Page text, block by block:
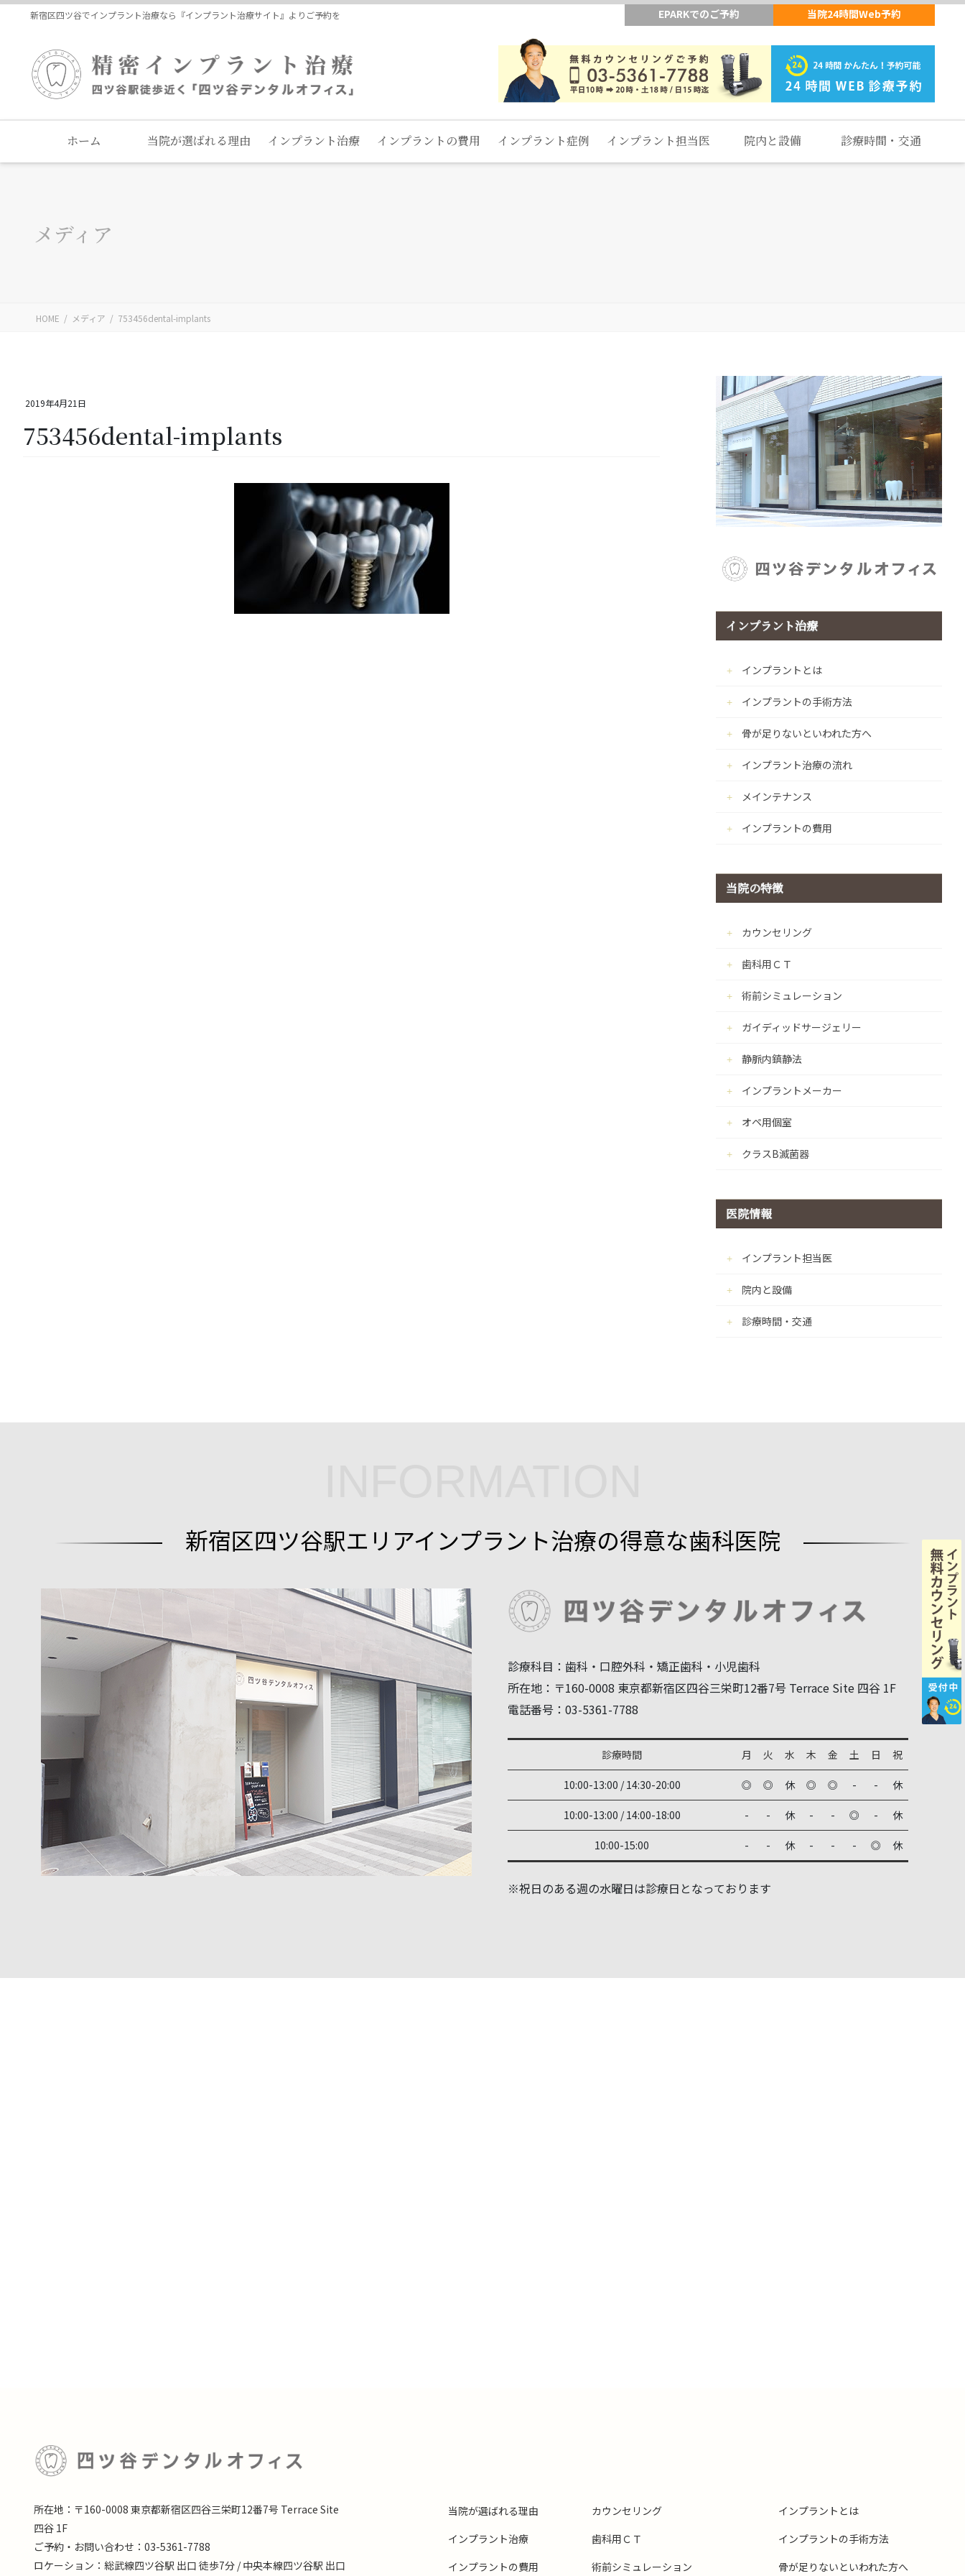
コ
ナ
動
新宿区四ツ谷でインプラント治療なら『インプラント治療サイト』よりご予約を EPARKでのご予約 当院24時間Web予約
ホーム 当院が選ばれる理由 インプラント治療 インプラントの費用 インプラント症例 インプラント担当医 院内と設備 診療時間・交通
メディア
HOME メディア 753456dental-implants
2019年4月21日
753456dental-implants
インプラント治療
インプラントとは
インプラントの手術方法
骨が足りないといわれた方へ
インプラント治療の流れ
メインテナンス
インプラントの費用
当院の特徴
カウンセリング
歯科用ＣＴ
術前シミュレーション
ガイディッドサージェリー
静脈内鎮静法
インプラントメーカー
オペ用個室
クラスB滅菌器
医院情報
インプラント担当医
院内と設備
診療時間・交通
新宿区四ツ谷駅エリアインプラント治療の得意な歯科医院
診療科目：歯科・口腔外科・矯正歯科・小児歯科
所在地：〒160-0008 東京都新宿区四谷三栄町12番7号 Terrace Site 四谷 1F
電話番号：03-5361-7788
診療時間 月 火 水 木 金 土 日 祝
10:00-13:00 / 14:30-20:00 ◎ ◎ 休 ◎ ◎ - - 休
10:00-13:00 / 14:00-18:00 - - 休 - - ◎ - 休
10:00-15:00 - - 休 - - - ◎ 休
※祝日のある週の水曜日は診療日となっております
所在地：〒160-0008 東京都新宿区四谷三栄町12番7号 Terrace Site
四谷 1F
ご予約・お問い合わせ：03-5361-7788
ロケーション：総武線四ツ谷駅 出口 徒歩7分 / 中央本線四ツ谷駅 出口
当院が選ばれる理由
インプラント治療
インプラントの費用
カウンセリング
歯科用ＣＴ
術前シミュレーション
インプラントとは
インプラントの手術方法
骨が足りないといわれた方へ